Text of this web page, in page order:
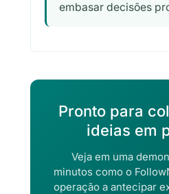
embasar decisões
Pronto para
ideias em
Veja em uma
minutos como o
operação a antecipar